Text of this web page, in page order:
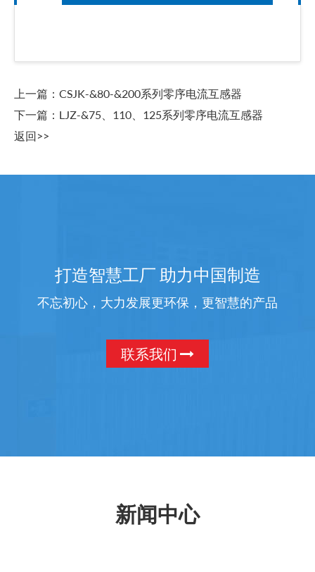
上一篇： CSJK-&80-&200系列零序电流互感器
下一篇： LJZ-&75、110、125系列零序电流互感器
返回>>
打造智慧工厂 助力中国制造
不忘初心，大力发展更环保，更智慧的产品
联系我们
新闻中心